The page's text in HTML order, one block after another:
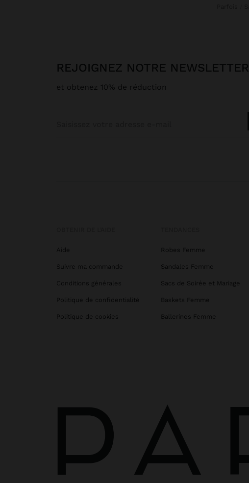
REJOIGNEZ NOTRE NEWSLETTER
et obtenez 10% de réduction
Aide
Suivre ma commande
Conditions générales
Politique de confidentialité
Politique de cookies
Robes Femme
Sandales Femme
Sacs de Soirée et Mariage
Baskets Femme
Ballerines Femme